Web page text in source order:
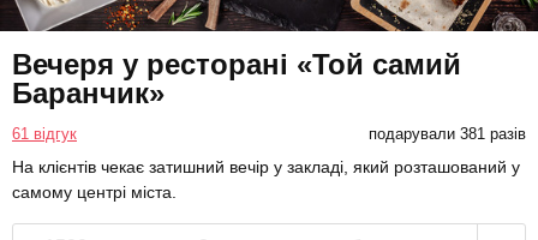
Вечеря у ресторані «Той самий
Баранчик»
61 відгук подарували 381 разів
На клієнтів чекає затишний вечір у закладі, який розташований у
самому центрі міста.